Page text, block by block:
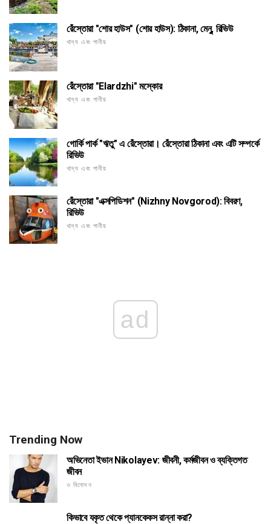
রেঁস্তোরা "শোর হাউস" (শোর হাউস): ঠিকানা, মেনু, রিভিউ
খাদ্য এবং পানীয়
রেঁস্তোরা "Elardzhi" মস্কোর
খাদ্য এবং পানীয়
গোর্কি পার্ক "ঋতু" এ রেঁস্তোরা। রেঁস্তোরা ঠিকানা এবং এটি সম্পর্কে
রিভিউ
খাদ্য এবং পানীয়
রেঁস্তোরা "এক্সপিডিশন" (Nizhny Novgorod): বিবরণ,
রিভিউ
খাদ্য এবং পানীয়
ad
Trending Now
অভিনেতা ইভান Nikolayev: জীবনী, কর্মজীবন ও ব্যক্তিগত
জীবন
ও বিনোদন
কিভাবে যকৃত থেকে প্যানকেকস রান্না করা?